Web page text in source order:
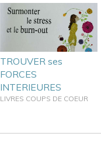
TROUVER ses
FORCES
INTERIEURES
LIVRES COUPS DE COEUR